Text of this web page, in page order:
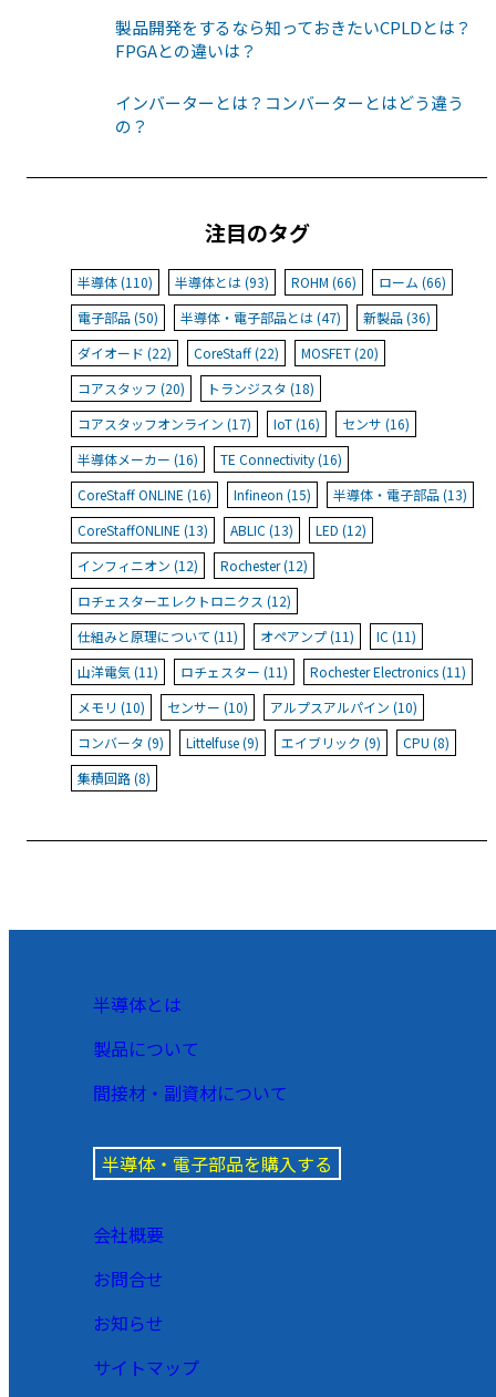
製品開発をするなら知っておきたいCPLDとは？
FPGAとの違いは？
インバーターとは？コンバーターとはどう違う
の？
注目のタグ
半導体 (110) 半導体とは (93) ROHM (66)
ローム (66)
電子部品 (50)
半導体・電子部品とは (47)
新製品 (36)
ダイオード (22)
CoreStaff (22)
MOSFET (20)
コアスタッフ (20)
トランジスタ (18)
コアスタッフオンライン (17)
IoT (16)
センサ (16)
半導体メーカー (16)
TE Connectivity (16)
CoreStaff ONLINE (16)
Infineon (15)
半導体・電子部品 (13)
CoreStaffONLINE (13)
ABLIC (13)
LED (12)
インフィニオン (12)
Rochester (12)
ロチェスターエレクトロニクス (12)
仕組みと原理について (11)
オペアンプ (11)
IC (11)
山洋電気 (11)
ロチェスター (11)
Rochester Electronics (11)
メモリ (10)
センサー (10)
アルプスアルパイン (10)
コンバータ (9)
Littelfuse (9) エイブリック (9)
CPU (8)
集積回路 (8)
半導体とは
製品について
間接材・副資材について
半導体・電子部品を購入する
会社概要
お問合せ
お知らせ
サイトマップ